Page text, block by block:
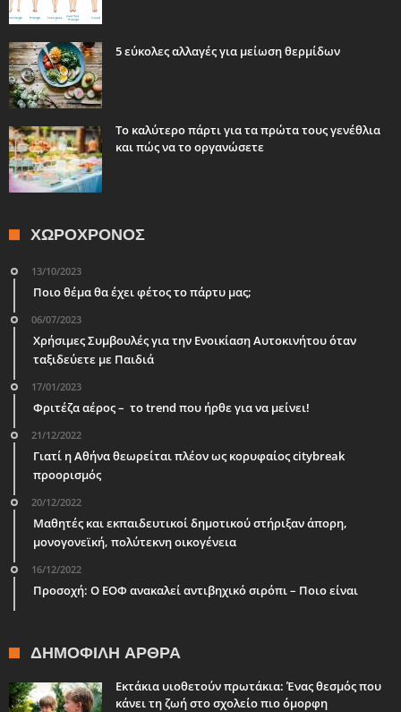
5 εύκολες αλλαγές για μείωση θερμίδων
Το καλύτερο πάρτι για τα πρώτα τους γενέθλια
και πώς να το οργανώσετε
ΧΩΡΟΧΡΌΝΟΣ
13/10/2023
Ποιο θέμα θα έχει φέτος το πάρτυ μας;
06/07/2023
Χρήσιμες Συμβουλές για την Ενοικίαση Αυτοκινήτου όταν
ταξιδεύετε με Παιδιά
17/01/2023
Φριτέζα αέρος – το trend που ήρθε για να μείνει!
21/12/2022
Γιατί η Αθήνα θεωρείται πλέον ως κορυφαίος citybreak
προορισμός
20/12/2022
Μαθητές και εκπαιδευτικοί δημοτικού στήριξαν άπορη,
μονογονεϊκή, πολύτεκνη οικογένεια
16/12/2022
Προσοχή: Ο ΕΟΦ ανακαλεί αντιβηχικό σιρόπι – Ποιο είναι
ΔΗΜΟΦΙΛΉ ΆΡΘΡΑ
Εκτάκια υιοθετούν πρωτάκια: Ένας θεσμός που
κάνει τη ζωή στο σχολείο πιο όμορφη